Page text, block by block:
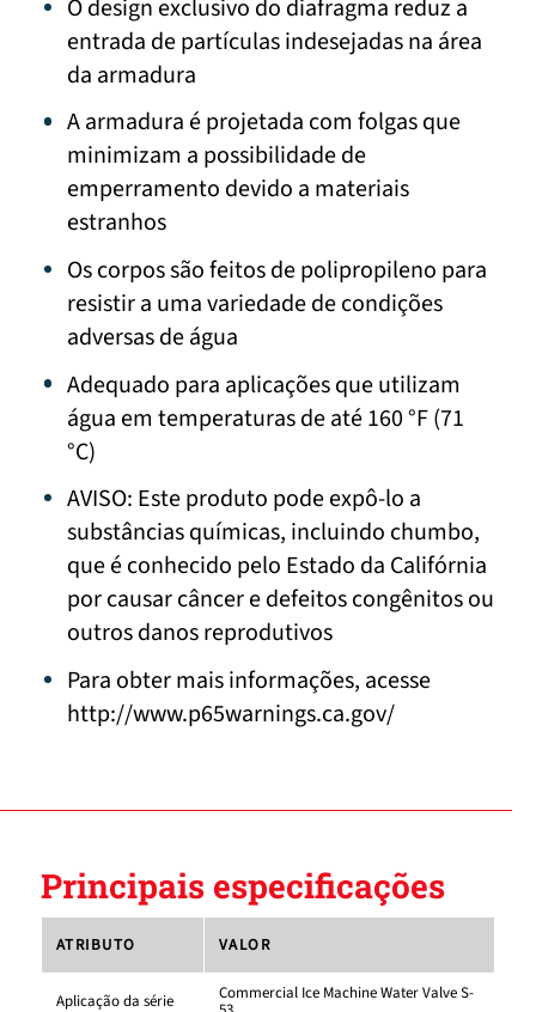
O design exclusivo do diafragma reduz a
entrada de partículas indesejadas na área
da armadura
A armadura é projetada com folgas que
minimizam a possibilidade de
emperramento devido a materiais
estranhos
Os corpos são feitos de polipropileno para
resistir a uma variedade de condições
adversas de água
Adequado para aplicações que utilizam
água em temperaturas de até 160 °F (71
°C)
AVISO: Este produto pode expô-lo a
substâncias químicas, incluindo chumbo,
que é conhecido pelo Estado da Califórnia
por causar câncer e defeitos congênitos ou
outros danos reprodutivos
Para obter mais informações, acesse
http://www.p65warnings.ca.gov/
Principais especificações
ATRIBUTO VALOR
Aplicação da série Commercial Ice Machine Water Valve S-